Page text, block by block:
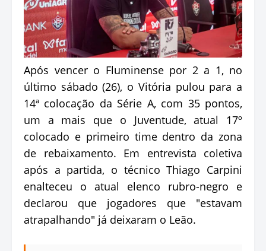
Após vencer o Fluminense por 2 a 1, no
último sábado (26), o Vitória pulou para a
14ª colocação da Série A, com 35 pontos,
um a mais que o Juventude, atual 17º
colocado e primeiro time dentro da zona
de rebaixamento. Em entrevista coletiva
após a partida, o técnico Thiago Carpini
enalteceu o atual elenco rubro-negro e
declarou que jogadores que "estavam
atrapalhando" já deixaram o Leão.